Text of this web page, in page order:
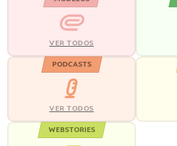
VER TODOS
PODCASTS
VER TODOS
WEBSTORIES